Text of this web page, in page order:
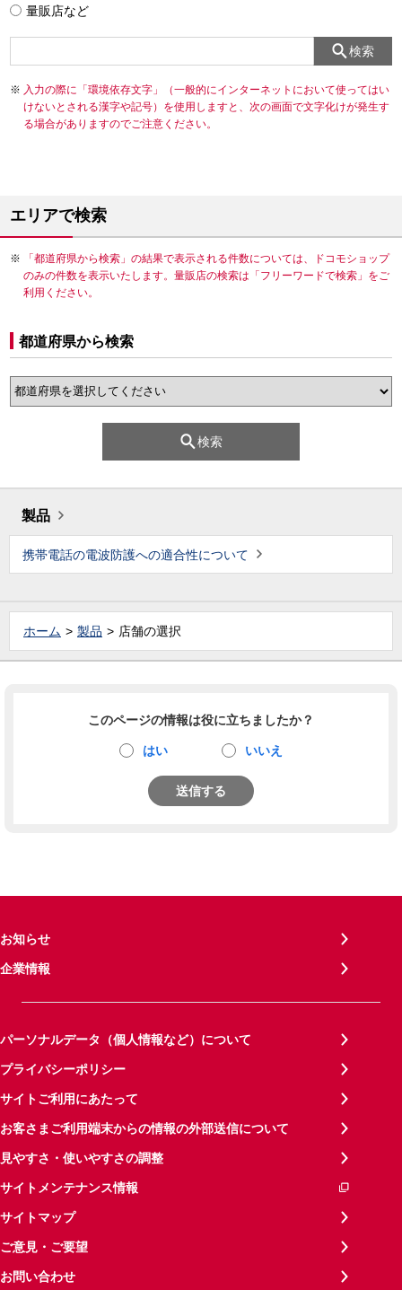
量販店など
検索
入力の際に「環境依存文字」（一般的にインターネットにおいて使ってはい
けないとされる漢字や記号）を使用しますと、次の画面で文字化けが発生す
る場合がありますのでご注意ください。
エリアで検索
「都道府県から検索」の結果で表示される件数については、ドコモショップ
のみの件数を表示いたします。量販店の検索は「フリーワードで検索」をご
利用ください。
都道府県から検索
検索
製品
携帯電話の電波防護への適合性について
ホーム 製品 店舗の選択
このページの情報は役に立ちましたか？
はい いいえ
送信する
お知らせ
企業情報
パーソナルデータ（個人情報など）について
プライバシーポリシー
サイトご利用にあたって
お客さまご利用端末からの情報の外部送信について
見やすさ・使いやすさの調整
サイトメンテナンス情報
サイトマップ
ご意見・ご要望
お問い合わせ